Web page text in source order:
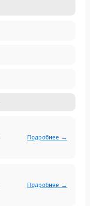
Подробнее →
Подробнее →